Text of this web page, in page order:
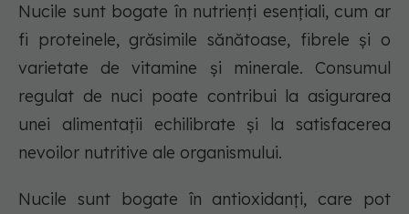
Nucile sunt bogate în nutrienți esențiali, cum ar
fi proteinele, grăsimile sănătoase, fibrele și o
varietate de vitamine și minerale. Consumul
regulat de nuci poate contribui la asigurarea
unei alimentații echilibrate și la satisfacerea
nevoilor nutritive ale organismului.
Nucile sunt bogate în antioxidanți, care pot